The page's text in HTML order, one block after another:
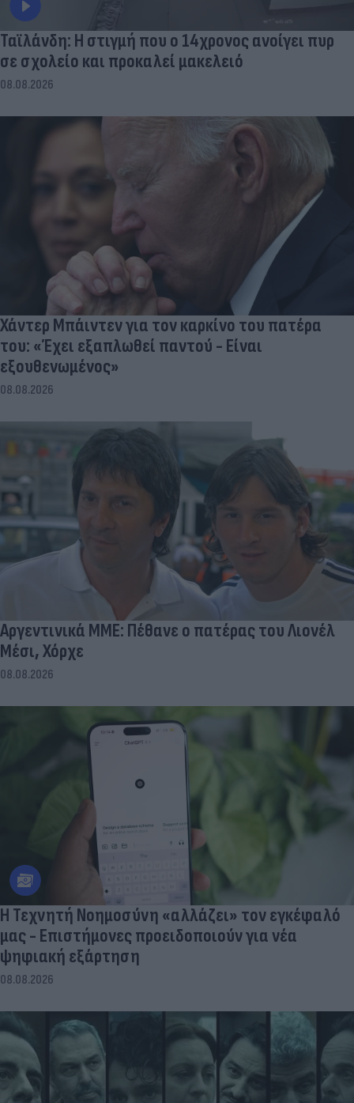
Ταϊλάνδη: Η στιγμή που ο 14χρονος ανοίγει πυρ
σε σχολείο και προκαλεί μακελειό
08.08.2026
Χάντερ Μπάιντεν για τον καρκίνο του πατέρα
του: «Έχει εξαπλωθεί παντού - Είναι
εξουθενωμένος»
08.08.2026
Αργεντινικά ΜΜΕ: Πέθανε ο πατέρας του Λιονέλ
Μέσι, Χόρχε
08.08.2026
Η Τεχνητή Νοημοσύνη «αλλάζει» τον εγκέφαλό
μας - Eπιστήμονες προειδοποιούν για νέα
ψηφιακή εξάρτηση
08.08.2026